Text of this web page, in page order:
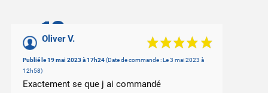
10/10
Basé sur 2 avis
Oliver V.
Publié le 19 mai 2023 à 17h24(Date de commande : Le 3 mai 2023 à
12h58)
Exactement se que j ai commandé